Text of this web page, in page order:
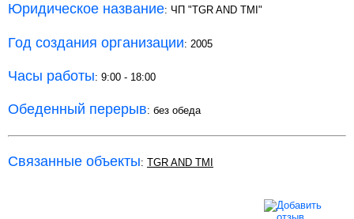
Юридическое название: ЧП "TGR AND TMI"
Год создания организации: 2005
Часы работы: 9:00 - 18:00
Обеденный перерыв: без обеда
Связанные объекты: TGR AND TMI